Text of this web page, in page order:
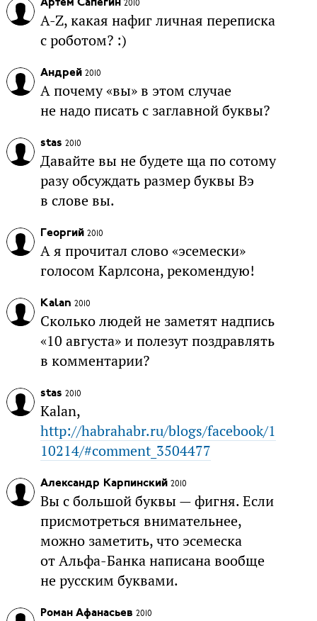
Артём Сапегин 2010
A-Z, какая нафиг личная переписка
с роботом? :)
Андрей 2010
А почему «вы» в этом случае
не надо писать с заглавной буквы?
stas 2010
Давайте вы не будете ща по сотому
разу обсуждать размер буквы Вэ
в слове вы.
Георгий 2010
А я прочитал слово «эсемески»
голосом Карлсона, рекомендую!
Kalan 2010
Сколько людей не заметят надпись
«10 августа» и полезут поздравлять
в комментарии?
stas 2010
Kalan,
http://habrahabr.ru/blogs/facebook/1
10214/#comment_3504477
Александр Карпинский 2010
Вы с большой буквы — фигня. Если
присмотреться внимательнее,
можно заметить, что эсемеска
от Альфа-Банка написана вообще
не русским буквами.
Роман Афанасьев 2010